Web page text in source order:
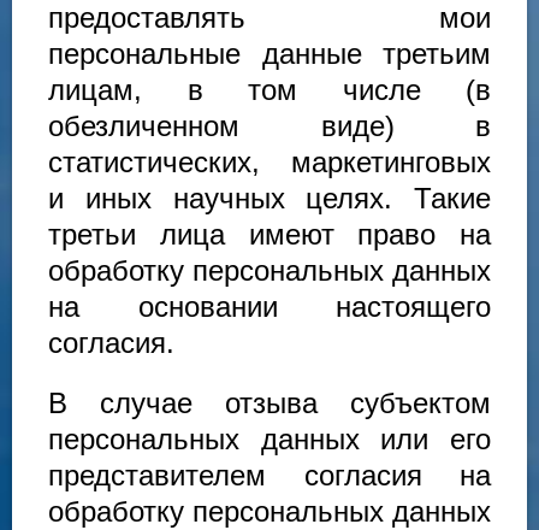
предоставлять мои
персональные данные третьим
лицам, в том числе (в
обезличенном виде) в
статистических, маркетинговых
и иных научных целях. Такие
третьи лица имеют право на
обработку персональных данных
на основании настоящего
согласия.
В случае отзыва субъектом
персональных данных или его
представителем согласия на
обработку персональных данных